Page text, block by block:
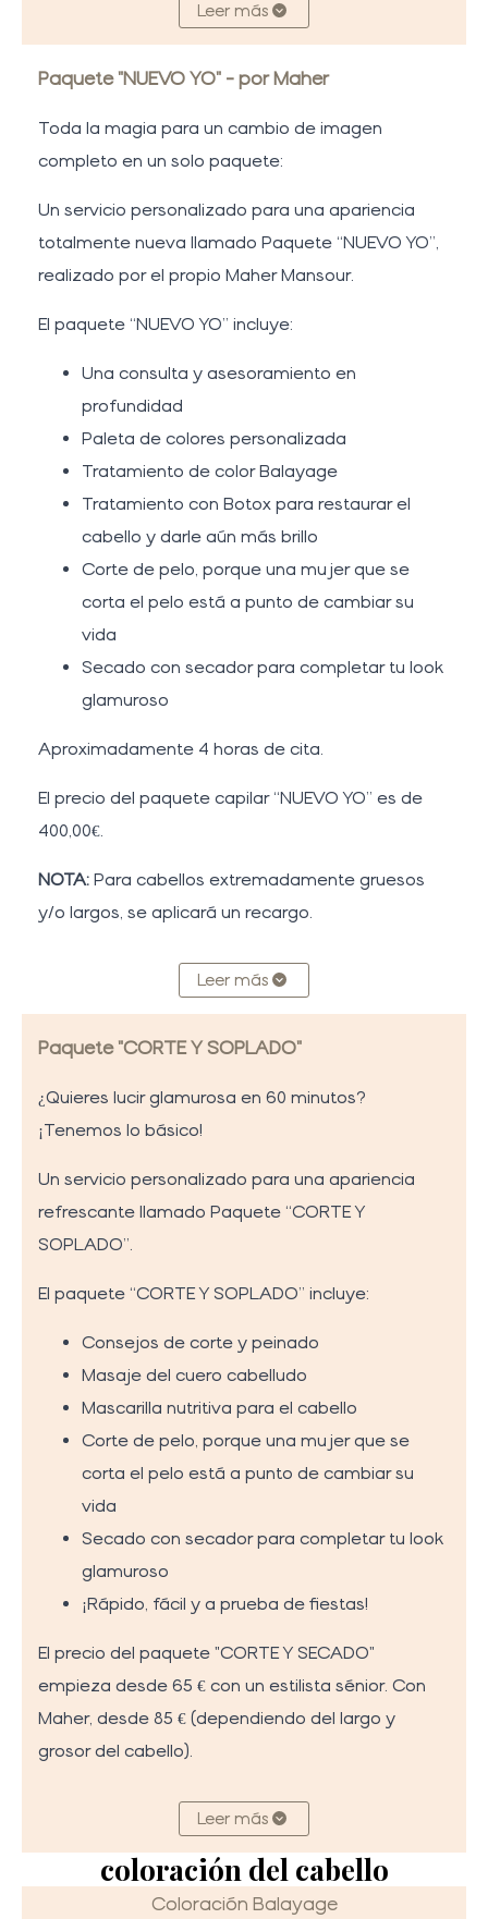
Leer más
Paquete "NUEVO YO" - por Maher
Toda la magia para un cambio de imagen
completo en un solo paquete:
Un servicio personalizado para una apariencia
totalmente nueva llamado Paquete “NUEVO YO”,
realizado por el propio Maher Mansour.
El paquete “NUEVO YO” incluye:
Una consulta y asesoramiento en
profundidad
Paleta de colores personalizada
Tratamiento de color Balayage
Tratamiento con Botox para restaurar el
cabello y darle aún más brillo
Corte de pelo, porque una mujer que se
corta el pelo está a punto de cambiar su
vida
Secado con secador para completar tu look
glamuroso
Aproximadamente 4 horas de cita.
El precio del paquete capilar “NUEVO YO” es de
400,00€.
NOTA: Para cabellos extremadamente gruesos
y/o largos, se aplicará un recargo.
Leer más
Paquete "CORTE Y SOPLADO"
¿Quieres lucir glamurosa en 60 minutos?
¡Tenemos lo básico!
Un servicio personalizado para una apariencia
refrescante llamado Paquete “CORTE Y
SOPLADO”.
El paquete “CORTE Y SOPLADO” incluye:
Consejos de corte y peinado
Masaje del cuero cabelludo
Mascarilla nutritiva para el cabello
Corte de pelo, porque una mujer que se
corta el pelo está a punto de cambiar su
vida
Secado con secador para completar tu look
glamuroso
¡Rápido, fácil y a prueba de fiestas!
El precio del paquete "CORTE Y SECADO"
empieza desde 65 € con un estilista sénior. Con
Maher, desde 85 € (dependiendo del largo y
grosor del cabello).
Leer más
coloración del cabello
Coloración Balayage